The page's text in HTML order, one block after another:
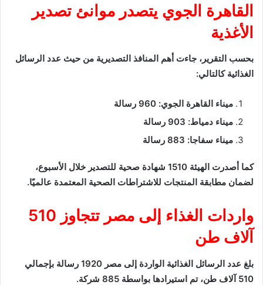
القاهرة الجوي يتصدر موانئ تصدير
الأغذية
بحسب التقرير، جاءت أهم المنافذ التصديرية من حيث عدد الرسائل
الغذائية كالتالي:
ميناء القاهرة الجوي: 960 رسالة
ميناء دمياط: 903 رسالة
ميناء سفاجا: 883 رسالة
كما أصدرت الهيئة 1510 شهادة صحية للتصدير خلال الأسبوع،
لضمان مطابقة المنتجات للاشتراطات الصحية المعتمدة عالميًا.
واردات الغذاء إلى مصر تتجاوز 510
آلاف طن
بلغ عدد الرسائل الغذائية الواردة إلى مصر 1920 رسالة بإجمالي
510 آلاف طن، تم استيرادها بواسطة 885 شركة.